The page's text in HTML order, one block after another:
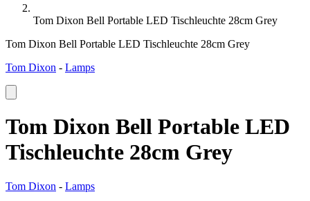
Tom Dixon Bell Portable LED Tischleuchte 28cm Grey
Tom Dixon Bell Portable LED Tischleuchte 28cm Grey
Tom Dixon - Lamps
Tom Dixon Bell Portable LED
Tischleuchte 28cm Grey
Tom Dixon - Lamps